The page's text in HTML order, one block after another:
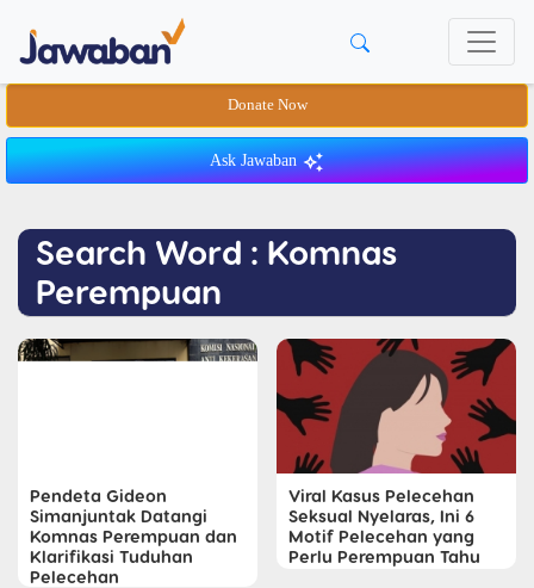
Donate Now
Ask Jawaban
Search Word : Komnas
Perempuan
Pendeta Gideon
Simanjuntak Datangi
Komnas Perempuan dan
Klarifikasi Tuduhan
Pelecehan
Viral Kasus Pelecehan
Seksual Nyelaras, Ini 6
Motif Pelecehan yang
Perlu Perempuan Tahu